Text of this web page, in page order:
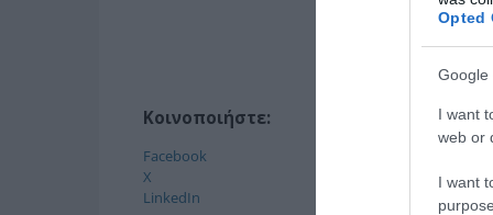
Opted
Google
I want
web or
I want
Κοινοποιήστε:
Facebook
X
LinkedIn